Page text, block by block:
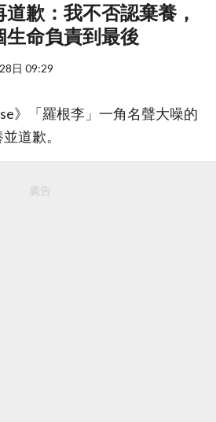
歉：我不否認棄養，
生命負責到最後
日 09:29
》「羅根李」一角名聲大噪的
道歉。
廣告